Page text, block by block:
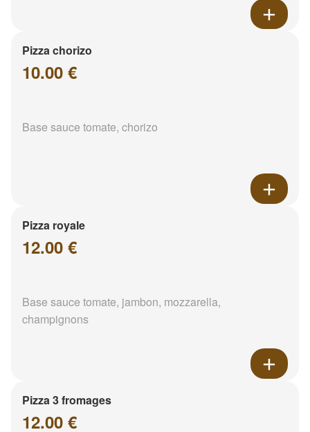
Pizza chorizo
10.00 €
Base sauce tomate, chorizo
Pizza royale
12.00 €
Base sauce tomate, jambon, mozzarella,
champignons
Pizza 3 fromages
12.00 €